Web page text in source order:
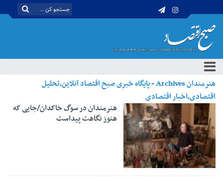
هنرمندان Archives - پایگاه خبری صبح اقتصاد آنلاین،تحلیل
اقتصادی،اخبار اقتصادی
هنرمندان در سوگ خاکدان/جایی که
هنوز نگاهت پیداست